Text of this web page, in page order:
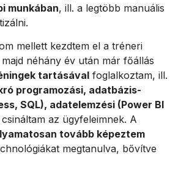
munkában, ill. a legtöbb manuális
mellett kezdtem el a tréneri
néhány év után már főállás
tartásával foglalkoztam, ill.
programozási, adatbázis-
SQL), adatelemzési (Power BI
az ügyfeleimnek. A
tovább képeztem
megtanulva, bővítve